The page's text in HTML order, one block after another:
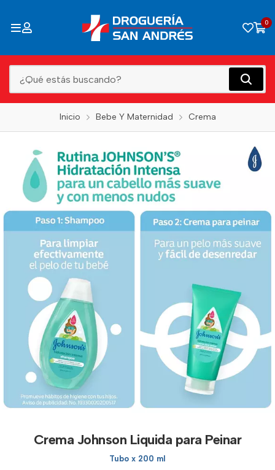
0
Inicio Bebe Y Maternidad Crema
Crema Johnson Liquida para Peinar
Tubo x 200 ml